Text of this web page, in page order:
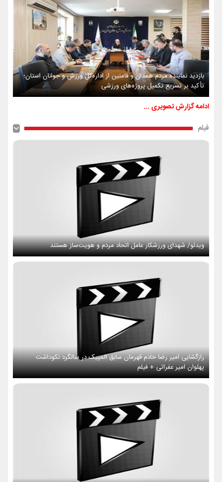
بازدید نماینده مردم همدان و فامنین از اداره‌کل ورزش و جوانان استان؛
تأکید بر تسریع تکمیل پروژه‌های ورزشی
ادامه گزارش تصویری ...
فیلم
ویدئو/ شهدای ورزشکار عامل اتحاد مردم و هویت‌ساز هستند
رازگشایی امیر رضا خادم قهرمان سابق المپیک در سالگرد نکوداشت
پهلوان امیر عفراتی + فیلم